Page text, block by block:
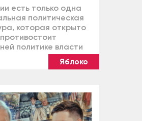
есть только одна
политическая
которая открыто
противостоит
политике власти
Яблоко